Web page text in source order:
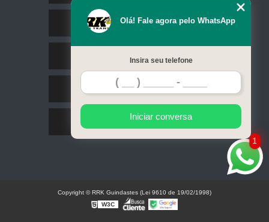
Missão
Serviços
Contato
Mapa do site
1
Olá! Fale agora pelo WhatsApp
Insira seu telefone
Iniciar conversa
Copyright © RRK Guindastes (Lei 9610 de 19/02/1998)
W3C